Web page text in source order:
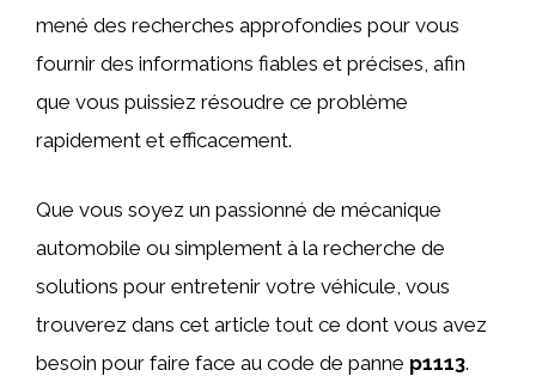
mené des recherches approfondies pour vous
fournir des informations fiables et précises, afin
que vous puissiez résoudre ce problème
rapidement et efficacement.
Que vous soyez un passionné de mécanique
automobile ou simplement à la recherche de
solutions pour entretenir votre véhicule, vous
trouverez dans cet article tout ce dont vous avez
besoin pour faire face au code de panne p1113.